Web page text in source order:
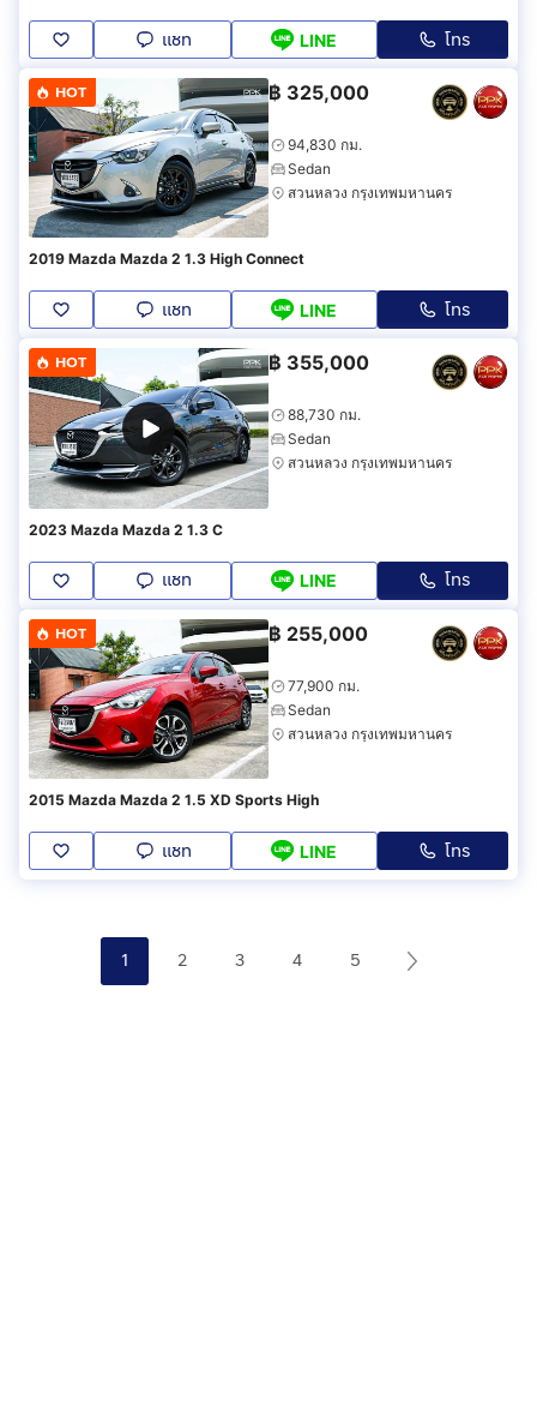
แชท LINE โทร
HOT ฿ 325,000
94,830 กม.
Sedan
สวนหลวง กรุงเทพมหานคร
2019 Mazda Mazda 2 1.3 High Connect
แชท LINE โทร
HOT ฿ 355,000
88,730 กม.
Sedan
สวนหลวง กรุงเทพมหานคร
2023 Mazda Mazda 2 1.3 C
แชท LINE โทร
HOT ฿ 255,000
77,900 กม.
Sedan
สวนหลวง กรุงเทพมหานคร
2015 Mazda Mazda 2 1.5 XD Sports High
แชท LINE โทร
1 2 3 4 5